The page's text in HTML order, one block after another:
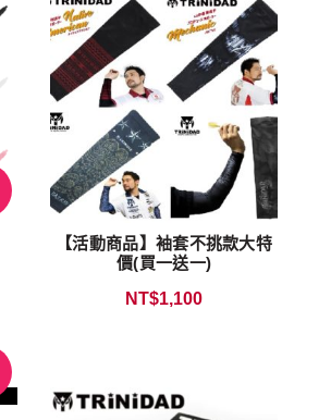
【活動商品】袖套不挑款大特
價(買一送一)
NT$1,100